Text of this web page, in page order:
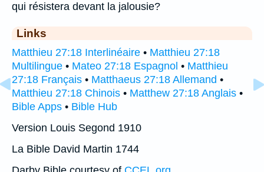
qui résistera devant la jalousie?
Links
Matthieu 27:18 Interlinéaire • Matthieu 27:18
Multilingue • Mateo 27:18 Espagnol • Matthieu
27:18 Français • Matthaeus 27:18 Allemand •
Matthieu 27:18 Chinois • Matthew 27:18 Anglais •
Bible Apps • Bible Hub
Version Louis Segond 1910
La Bible David Martin 1744